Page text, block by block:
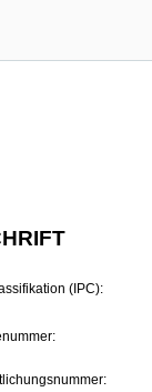
(IPC):